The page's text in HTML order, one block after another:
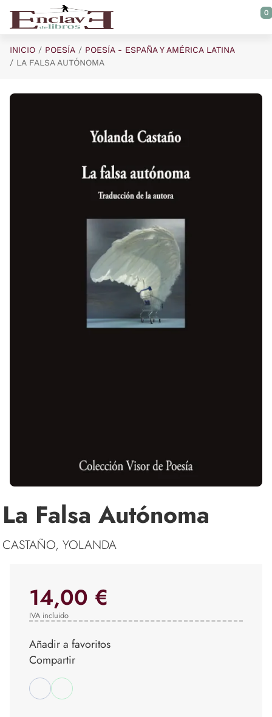
Saltar al contenido principal
0
INICIO POESÍA
POESÍA - ESPAÑA Y AMÉRICA LATINA
LA FALSA AUTÓNOMA
La Falsa Autónoma
CASTAÑO, YOLANDA
14,00 €
IVA incluido
Añadir a favoritos
Compartir